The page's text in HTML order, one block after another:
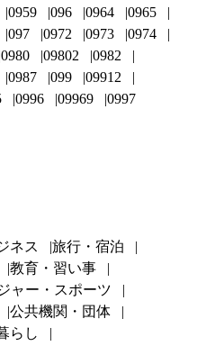
0959 096 0964
0965
097 0972 0973
0974
0980 09802
0982
0987 099
09912
0996 09969 0997
ネス
旅行・宿泊
教育・習い事
ャー・スポーツ
公共機関・団体
らし